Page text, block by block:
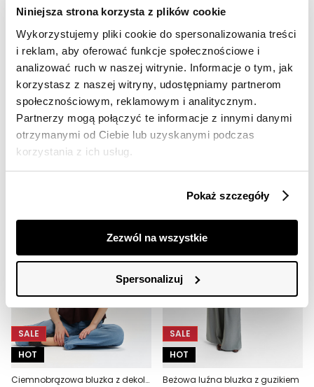
Niniejsza strona korzysta z plików cookie
Wykorzystujemy pliki cookie do spersonalizowania treści
i reklam, aby oferować funkcje społecznościowe i
analizować ruch w naszej witrynie. Informacje o tym, jak
korzystasz z naszej witryny, udostępniamy partnerom
społecznościowym, reklamowym i analitycznym.
Partnerzy mogą połączyć te informacje z innymi danymi
otrzymanymi od Ciebie lub uzyskanymi podczas
korzystania z ich usług.
Pokaż szczegóły
Zezwól na wszystkie
Spersonalizuj
SALE
HOT
Beżowa bluzka z dekoltem v-neck
59,99 zł
Cena regularna 79,99 zł
Najniższa cena z 30 dni przed
SALE
HOT
49,99 zł
Cena regularna69,99 zł
SALE
HOT
Ciemnobrązowa bluzka z dekoltem v-neck
SALE
HOT
Beżowa luźna bluzka z guzikiem